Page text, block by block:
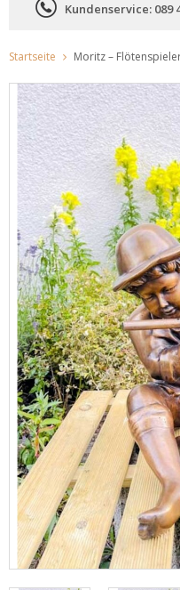
Kundenservice: 089
Startseite Moritz –